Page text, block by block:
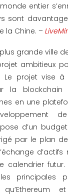
entier
sont
la Chine. –
grande ville
ambitieux
Le projet vise à
la blockchain
en une
d’un
par le plan
futur.
principales